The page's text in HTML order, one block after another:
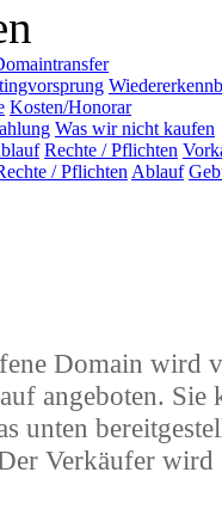
Kosten/Honorar
Was wir nicht kaufen
Rechte / Pflichten
/ Pflichten Ablauf
Domain wird
angeboten. Sie
unten
Verkäufer wird